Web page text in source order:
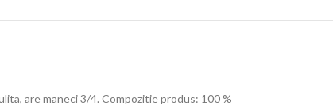
are maneci 3/4. Compozitie produs: 100 %